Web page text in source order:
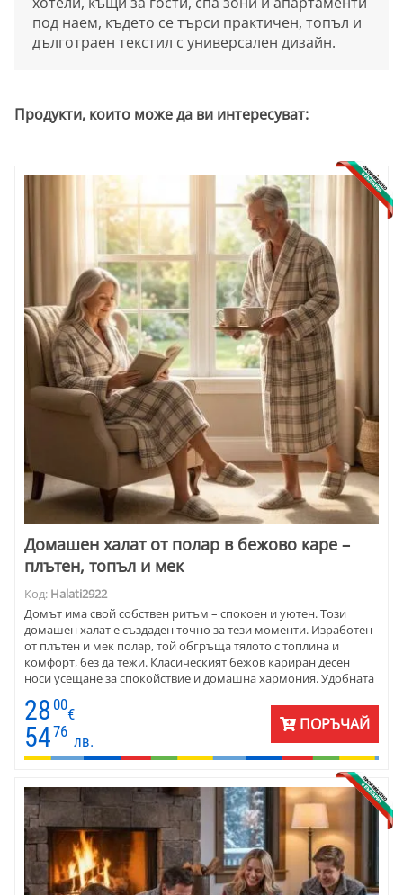
под наем, където се търси практичен, топъл и
дълготраен текстил с универсален дизайн.
Продукти, които може да ви интересуват:
Домашен халат от полар в бежово каре –
плътен, топъл и мек
Код: Halati2922
Домът има свой собствен ритъм – спокоен и уютен. Този
домашен халат е създаден точно за тези моменти. Изработен
от плътен и мек полар, той обгръща тялото с топлина и
комфорт, без да тежи. Класическият бежов кариран десен
носи усещане за спокойствие и домашна хармония. Удобната
халат, който обличаш сутрин с кафето, вечер с книга или в
тихите часове у дома. Практичен, стилен и много топъл –
истински домашен комфорт, който се усеща.
28 00
€
5476
лв.
ПОРЪЧАЙ